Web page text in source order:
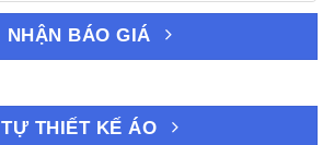
NHẬN BÁO GIÁ
TỰ THIẾT KẾ ÁO